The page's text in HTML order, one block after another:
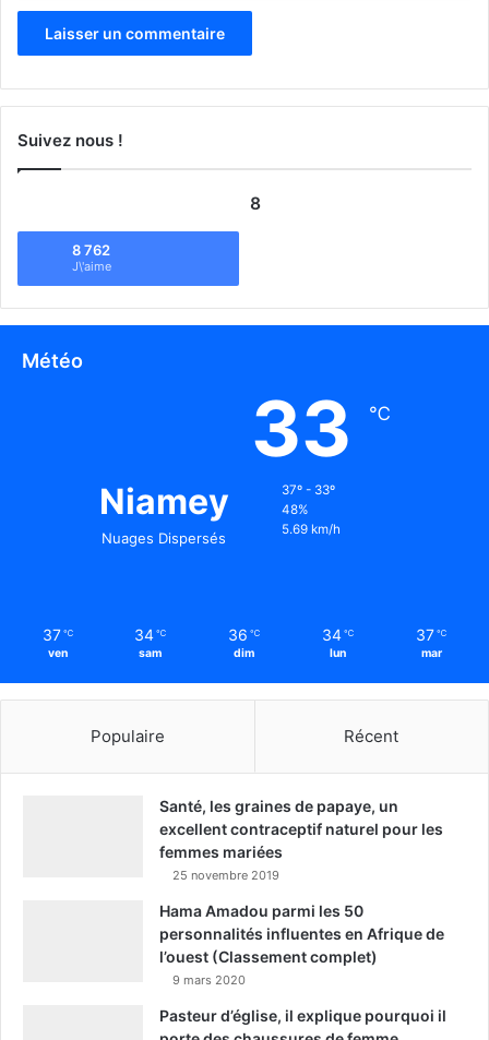
Suivez nous !
8
8 762
J\'aime
Météo
Niamey
Nuages Dispersés
33 ℃
37º - 33º
48%
5.69 km/h
37 ℃
ven
34 ℃
sam
36 ℃
dim
34 ℃
lun
37 ℃
mar
Populaire Récent
Santé, les graines de papaye, un
excellent contraceptif naturel pour les
femmes mariées
25 novembre 2019
Hama Amadou parmi les 50
personnalités influentes en Afrique de
l’ouest (Classement complet)
9 mars 2020
Pasteur d’église, il explique pourquoi il